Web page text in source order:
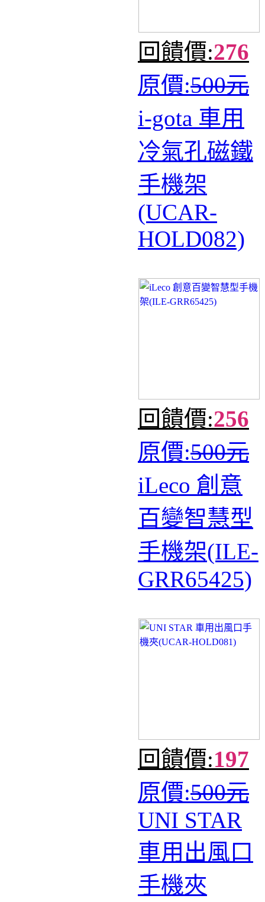
回饋價:276
原價:500元
i-gota 車用
冷氣孔磁鐵
手機架
(UCAR-
HOLD082)
回饋價:256
原價:500元
iLeco 創意
百變智慧型
手機架(ILE-
GRR65425)
回饋價:197
原價:500元
UNI STAR
車用出風口
手機夾